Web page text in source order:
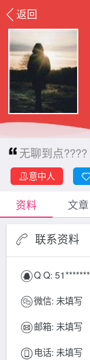
返回
无聊到点????
意中人
资料 文章
联系资料
Q Q: 51*******
微信: 未填写
邮箱: 未填写
电话: 未填写